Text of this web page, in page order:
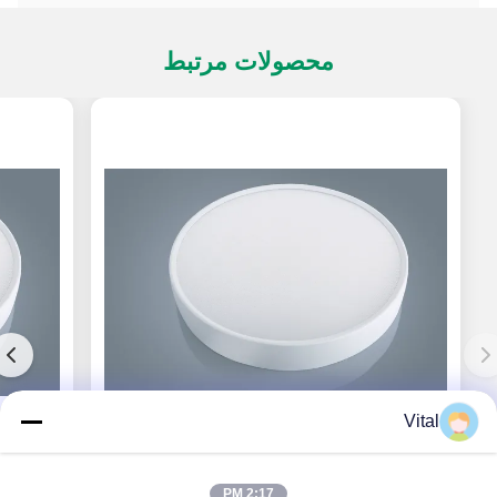
محصولات مرتبط
Vital
2:17 PM